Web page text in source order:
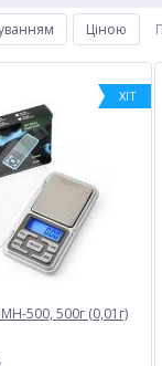
Ціною
ХІТ
500, 500г (0,01г)